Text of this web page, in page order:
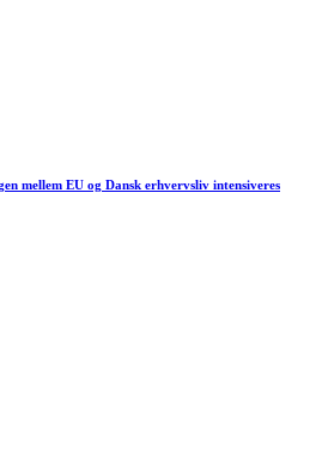
mellem EU og Dansk erhvervsliv intensiveres